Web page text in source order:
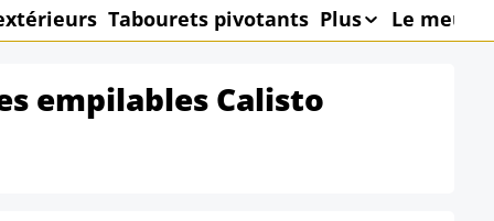
Tabourets pivotants Plus Le
empilables Calisto